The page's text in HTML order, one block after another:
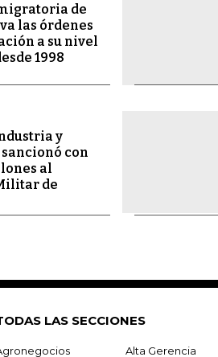
de
las órdenes
a su nivel
1998
y
con
al
de
LAS SECCIONES
Alta Gerencia